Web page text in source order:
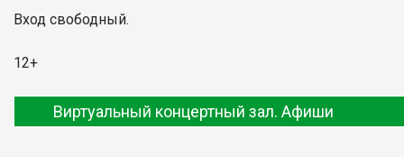
Вход свободный.
12+
Виртуальный концертный зал. Афиши